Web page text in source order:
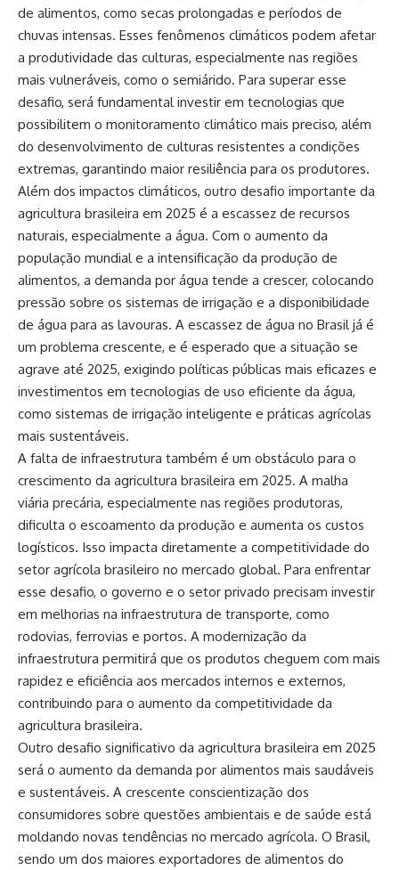
de alimentos, como secas prolongadas e períodos de
chuvas intensas. Esses fenômenos climáticos podem afetar
a produtividade das culturas, especialmente nas regiões
mais vulneráveis, como o semiárido. Para superar esse
desafio, será fundamental investir em tecnologias que
possibilitem o monitoramento climático mais preciso, além
do desenvolvimento de culturas resistentes a condições
extremas, garantindo maior resiliência para os produtores.
Além dos impactos climáticos, outro desafio importante da
agricultura brasileira em 2025 é a escassez de recursos
naturais, especialmente a água. Com o aumento da
população mundial e a intensificação da produção de
alimentos, a demanda por água tende a crescer, colocando
pressão sobre os sistemas de irrigação e a disponibilidade
de água para as lavouras. A escassez de água no Brasil já é
um problema crescente, e é esperado que a situação se
agrave até 2025, exigindo políticas públicas mais eficazes e
investimentos em tecnologias de uso eficiente da água,
como sistemas de irrigação inteligente e práticas agrícolas
mais sustentáveis.
A falta de infraestrutura também é um obstáculo para o
crescimento da agricultura brasileira em 2025. A malha
viária precária, especialmente nas regiões produtoras,
dificulta o escoamento da produção e aumenta os custos
logísticos. Isso impacta diretamente a competitividade do
setor agrícola brasileiro no mercado global. Para enfrentar
esse desafio, o governo e o setor privado precisam investir
em melhorias na infraestrutura de transporte, como
rodovias, ferrovias e portos. A modernização da
infraestrutura permitirá que os produtos cheguem com mais
rapidez e eficiência aos mercados internos e externos,
contribuindo para o aumento da competitividade da
agricultura brasileira.
Outro desafio significativo da agricultura brasileira em 2025
será o aumento da demanda por alimentos mais saudáveis
e sustentáveis. A crescente conscientização dos
consumidores sobre questões ambientais e de saúde está
moldando novas tendências no mercado agrícola. O Brasil,
sendo um dos maiores exportadores de alimentos do